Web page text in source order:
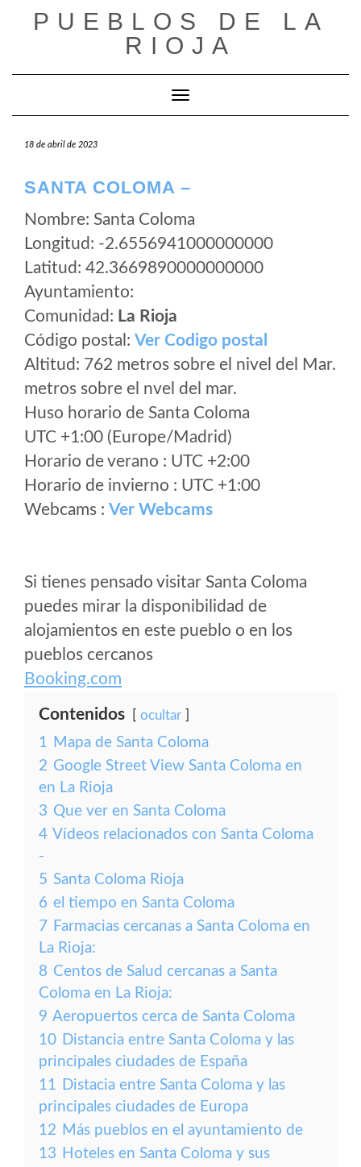
PUEBLOS DE LA
RIOJA
Cambiar modo de navegación
18 de abril de 2023
SANTA COLOMA –
Nombre: Santa Coloma
Longitud: -2.6556941000000000
Latitud: 42.3669890000000000
Ayuntamiento:
Comunidad: La Rioja
Código postal: Ver Codigo postal
Altitud: 762 metros sobre el nivel del Mar.
metros sobre el nvel del mar.
Huso horario de Santa Coloma
UTC +1:00 (Europe/Madrid)
Horario de verano : UTC +2:00
Horario de invierno : UTC +1:00
Webcams : Ver Webcams
Si tienes pensado visitar Santa Coloma
puedes mirar la disponibilidad de
alojamientos en este pueblo o en los
pueblos cercanos
Booking.com
Contenidos ocultar
1 Mapa de Santa Coloma
2 Google Street View Santa Coloma en
en La Rioja
3 Que ver en Santa Coloma
4 Vídeos relacionados con Santa Coloma
-
5 Santa Coloma Rioja
6 el tiempo en Santa Coloma
7 Farmacias cercanas a Santa Coloma en
La Rioja:
8 Centos de Salud cercanas a Santa
Coloma en La Rioja:
9 Aeropuertos cerca de Santa Coloma
10 Distancia entre Santa Coloma y las
principales ciudades de España
11 Distacia entre Santa Coloma y las
principales ciudades de Europa
12 Más pueblos en el ayuntamiento de
13 Hoteles en Santa Coloma y sus